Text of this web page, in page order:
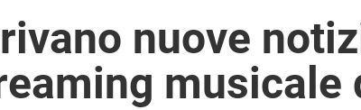
nuove
musicale